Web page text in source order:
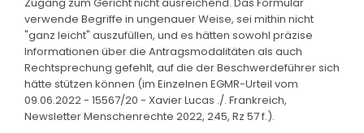
verwende Begriffe in ungenauer Weise, sei mithin nicht
"ganz leicht" auszufüllen, und es hätten sowohl präzise
Informationen über die Antragsmodalitäten als auch
Rechtsprechung gefehlt, auf die der Beschwerdeführer sich
hätte stützen können (im Einzelnen EGMR-Urteil vom
09.06.2022 - 15567/20 - Xavier Lucas ./. Frankreich,
Newsletter Menschenrechte 2022, 245, Rz 57 f.).